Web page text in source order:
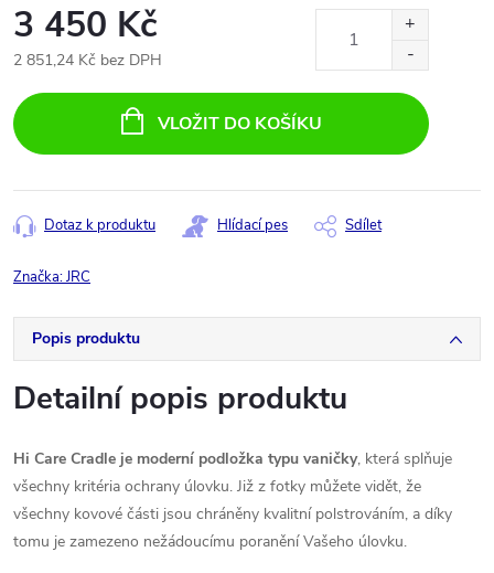
3 450 Kč
2 851,24 Kč bez DPH
cena:
VLOŽIT DO KOŠÍKU
Dotaz k produktu Hlídací pes Sdílet
Značka:JRC
Popis produktu
Detailní popis produktu
Hi Care Cradle je moderní podložka typu vaničky, která splňuje
všechny kritéria ochrany úlovku. Již z fotky můžete vidět, že
všechny kovové části jsou chráněny kvalitní polstrováním, a díky
tomu je zamezeno nežádoucímu poranění Vašeho úlovku.